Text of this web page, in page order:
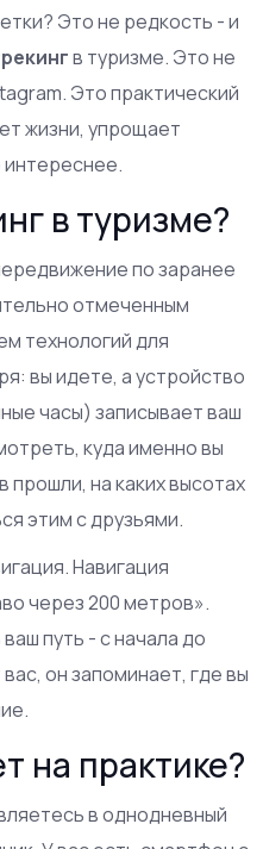
Это не редкость - и
в туризме. Это не
Это практический
жизни, упрощает
интереснее.
в туризме?
по заранее
отмеченным
технологий для
вы идете, а устройство
часы) записывает ваш
куда именно вы
прошли, на каких высотах
этим с друзьями.
Навигация
через 200 метров».
путь - с начала до
он запоминает, где вы
на практике?
в однодневный